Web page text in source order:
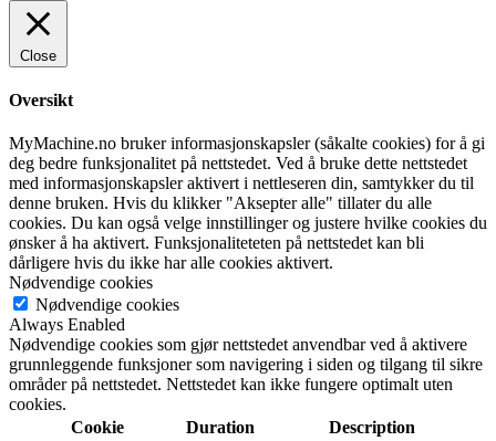
Close
Oversikt
MyMachine.no bruker informasjonskapsler (såkalte cookies) for å gi
deg bedre funksjonalitet på nettstedet. Ved å bruke dette nettstedet
med informasjonskapsler aktivert i nettleseren din, samtykker du til
denne bruken. Hvis du klikker "Aksepter alle" tillater du alle
cookies. Du kan også velge innstillinger og justere hvilke cookies du
ønsker å ha aktivert. Funksjonaliteteten på nettstedet kan bli
dårligere hvis du ikke har alle cookies aktivert.
Nødvendige cookies
Nødvendige cookies
Always Enabled
Nødvendige cookies som gjør nettstedet anvendbar ved å aktivere
grunnleggende funksjoner som navigering i siden og tilgang til sikre
områder på nettstedet. Nettstedet kan ikke fungere optimalt uten
cookies.
Cookie
Duration Description